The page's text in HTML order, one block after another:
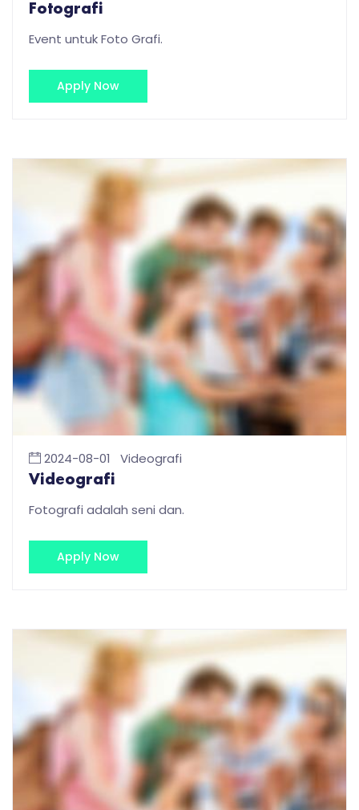
Fotografi
Event untuk Foto Grafi.
Apply Now
2024-08-01 Videografi
Videografi
Fotografi adalah seni dan.
Apply Now